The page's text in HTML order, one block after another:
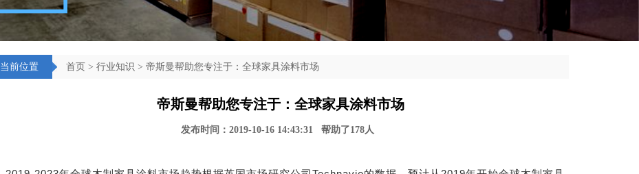
当前位置 首页 > 行业知识 > 帝斯曼帮助您专注于：全球家具涂料市场
帝斯曼帮助您专注于：全球家具涂料市场
发布时间：2019-10-16 14:43:31 帮助了178人